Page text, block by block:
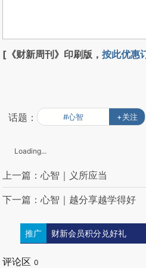
[《财新周刊》印刷版， 按此优惠
话题： #心智 +关注
Loading...
上一篇：心智｜义所应当
下一篇：心智｜越分享越学得好
推广 财新会员积分兑好礼
评论区 0